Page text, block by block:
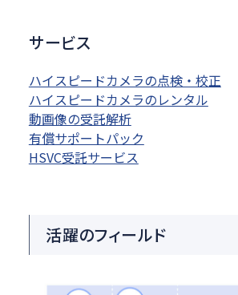
サービス
ハイスピードカメラの点検・校正
ハイスピードカメラのレンタル
動画像の受託解析
有償サポートパック
HSVC受託サービス
活躍のフィールド